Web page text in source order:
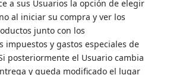
a sus Usuarios la opción de elegir
al iniciar su compra y ver los
junto con los
impuestos y gastos especiales de
posteriormente el Usuario cambia
y queda modificado el lugar